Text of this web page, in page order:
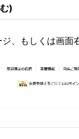
)
ジ、もしくは画